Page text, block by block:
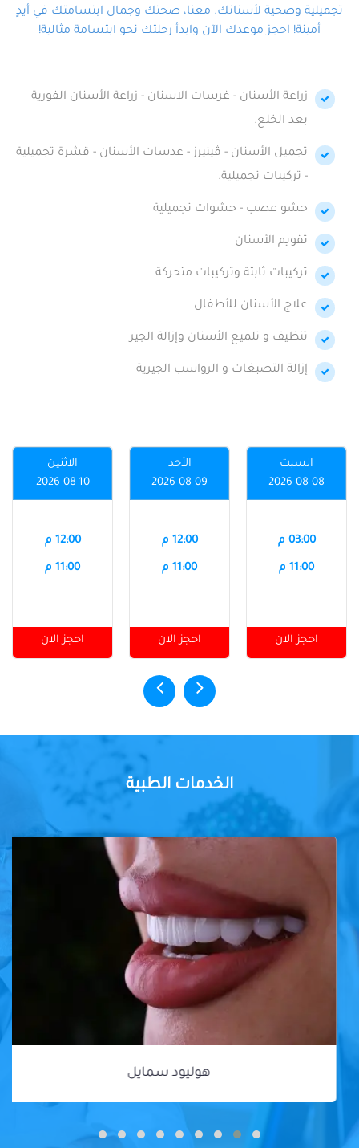
تجميلية وصحية لأسنانك. معنا، صحتك وجمال ابتسامتك في أيدٍ
أمينة! احجز موعدك الآن وابدأ رحلتك نحو ابتسامة مثالية!
زراعة الأسنان - غرسات الاسنان - زراعة الأسنان الفورية
بعد الخلع.
تجميل الأسنان - ڤينيرز - عدسات الأسنان - قشرة تجميلية
- تركيبات تجميلية.
حشو عصب - حشوات تجميلية
تقويم الأسنان
تركيبات ثابتة وتركيبات متحركة
علاج الأسنان للأطفال
تنظيف و تلميع الأسنان وإزالة الجير
إزالة التصبغات و الرواسب الجيرية
السبت
2026-08-08
03:00 م
11:00 م
احجز الان
الأحد
2026-08-09
12:00 م
11:00 م
احجز الان
الاثنين
2026-08-10
12:00 م
11:00 م
احجز الان
الخدمات الطبية
هوليود سمايل